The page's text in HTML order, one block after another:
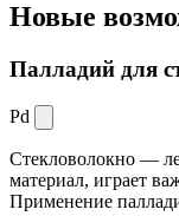
Новые
Палладий для
Pd
Стекловолокно —
материал, играет
Применение